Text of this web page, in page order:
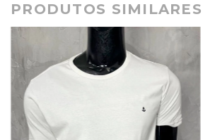
PRODUTOS SIMILARES